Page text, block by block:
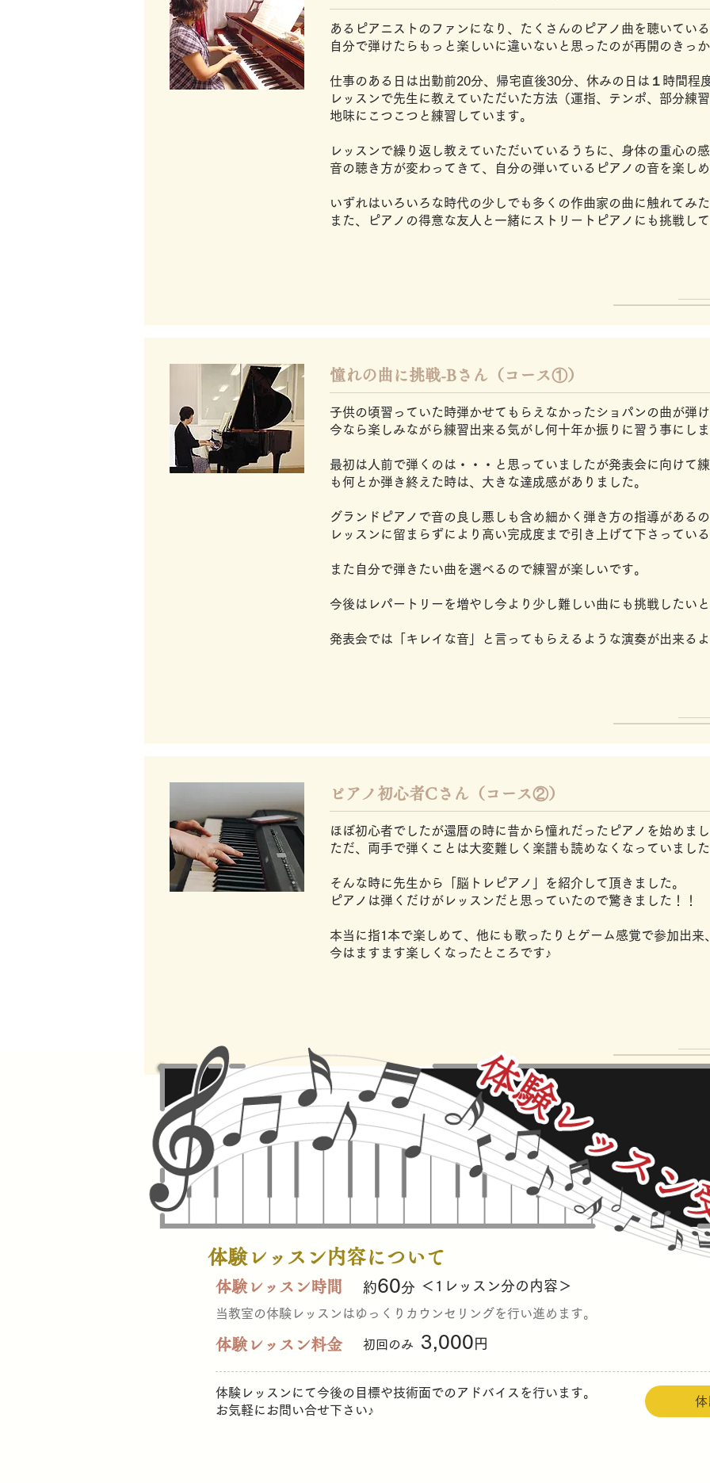
あるピアニストのファンになり、たくさんのピアノ曲を聴いてい
自分で弾けたらもっと楽しいに違いないと思ったのが再開のきっか
仕事のある日は出勤前20分、帰宅直後30分、休みの日は１時間程度
レッスンで先生に教えていただいた方法（運指、テンポ、部分練
地味にこつこつと練習しています。
レッスンで繰り返し教えていただいているうちに、身体の重心の
音の聴き方が変わってきて、自分の弾いているピアノの音を楽し
​いずれはいろいろな時代の少しでも多くの作曲家の曲に触れてみた
また、ピアノの得意な友人と一緒にストリートピアノにも挑戦して
​憧れの曲に挑戦-Bさん（コース①）
子供の頃習っていた時弾かせてもらえなかったショパンの曲が弾
今なら楽しみながら練習出来る気がし何十年か振りに習う事にしま
最初は人前で弾くのは・・・と思っていましたが発表会に向けて
も何とか弾き終えた時は、大きな達成感がありました。
グランドピアノで音の良し悪しも含め細かく弾き方の指導がある
レッスンに留まらずにより高い完成度まで引き上げて下さっている
また自分で弾きたい曲を選べるので練習が楽しいです。
今後はレパートリーを増やし今より少し難しい曲にも挑戦したいと
発表会では「キレイな音」と言ってもらえるような演奏が出来るよ
​ ピアノ初心者Cさん（コース②）
ほぼ初心者でしたが還暦の時に昔から憧れだったピアノを始めまし
ただ、両手で弾くことは大変難しく楽譜も読めなくなっていました
そんな時に先生から「脳トレピアノ」を紹介して頂きました。
​ピアノは弾くだけがレッスンだと思っていたので驚きました！！
本当に指1本で楽しめて、他にも歌ったりとゲーム感覚で参加出来、
今はますます楽しくなったところです♪
体験レッスン内容について
​体験レッスン時間 約60分 ＜1レッスン分の内容＞
当教室の体験レッスンはゆっくりカウンセリングを行い進めます。
​体験レッスン料金 3,000 円
初回のみ
体験レッスンにて今後の目標や技術面でのアドバイスを行います。
お気軽にお問い合せ下さい♪